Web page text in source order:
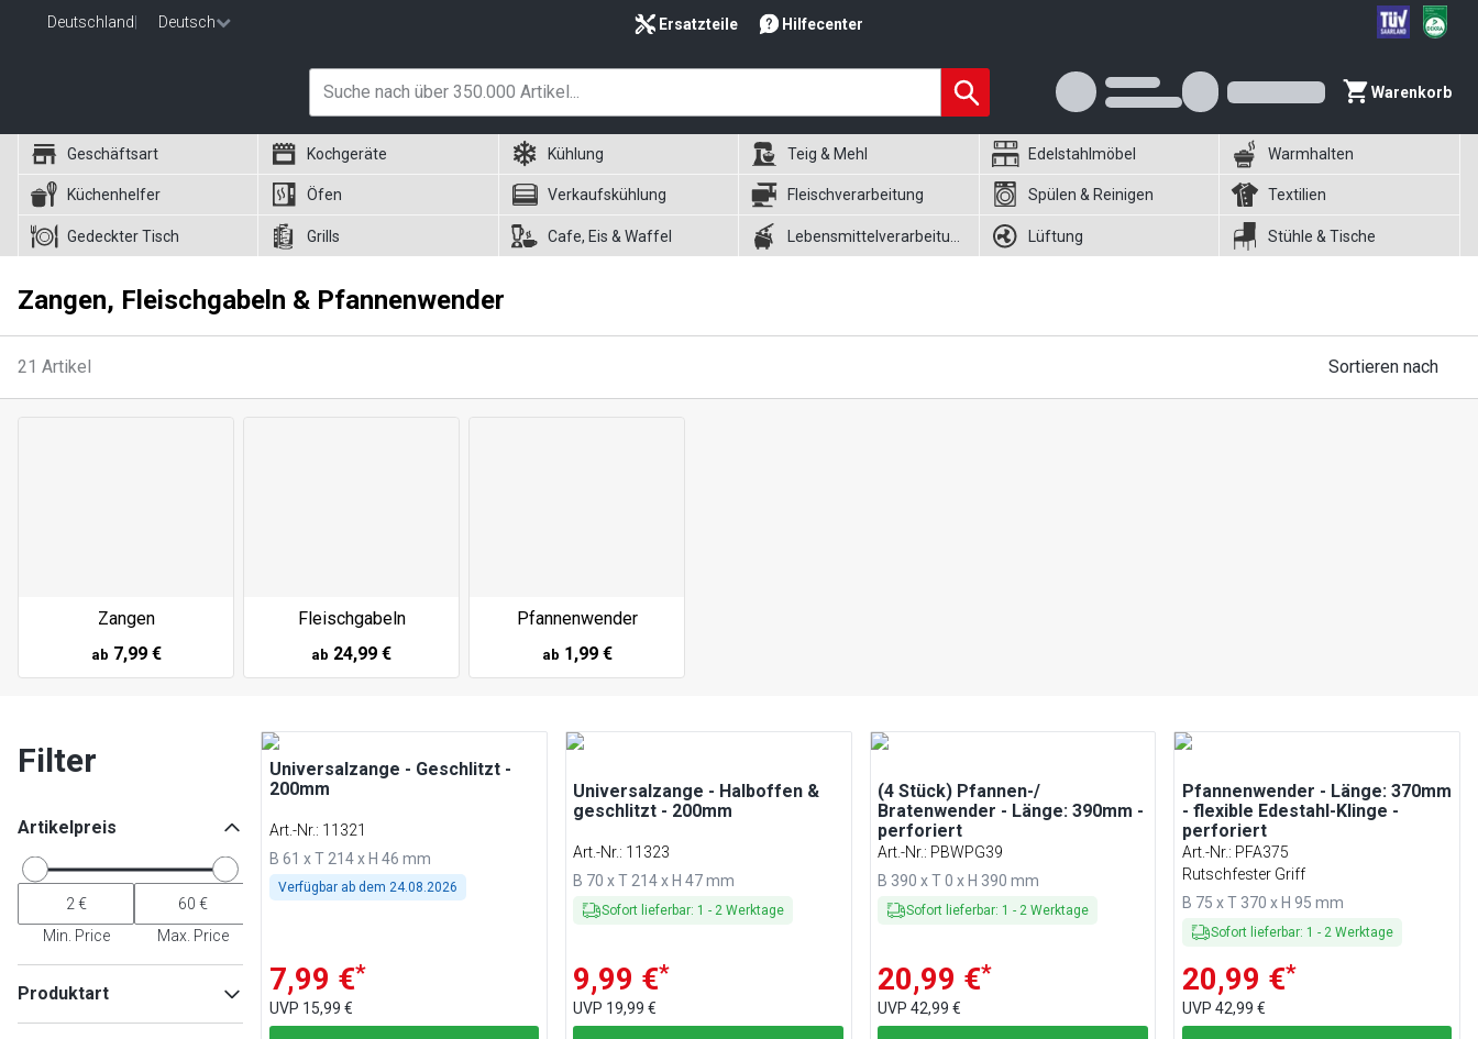
Deutschland Deutsch Ersatzteile Hilfecenter
Warenkorb
Geschäftsart Kochgeräte Kühlung Teig & Mehl Edelstahlmöbel Warmhalten
Küchenhelfer Öfen Verkaufskühlung Fleischverarbeitung Spülen & Reinigen Textilien
Gedeckter Tisch Grills Cafe, Eis & Waffel Lüftung Stühle & Tische
Zangen, Fleischgabeln & Pfannenwender
21 Artikel Sortieren nach
Zangen
ab 7,99 €
Fleischgabeln
ab 24,99 €
Pfannenwender
ab 1,99 €
Filter
Artikelpreis
Min. Price Max. Price
Produktart
Universalzange - Geschlitzt -
200mm
Art.-Nr.: 11321
B 61 x T 214 x H 46 mm
Verfügbar ab dem 24.08.2026
7,99 €*
UVP 15,99 €
Universalzange - Halboffen &
geschlitzt - 200mm
Art.-Nr.: 11323
B 70 x T 214 x H 47 mm
Sofort lieferbar: 1 - 2 Werktage
9,99 €*
UVP 19,99 €
(4 Stück) Pfannen-/
Bratenwender - Länge: 390mm -
perforiert
Art.-Nr.: PBWPG39
B 390 x T 0 x H 390 mm
Sofort lieferbar: 1 - 2 Werktage
20,99 €*
UVP42,99 €
Pfannenwender - Länge: 370mm
- flexible Edestahl-Klinge -
perforiert
Art.-Nr.: PFA375
Rutschfester Griff
B 75 x T 370 x H 95 mm
Sofort lieferbar: 1 - 2 Werktage
20,99 €*
UVP 42,99 €